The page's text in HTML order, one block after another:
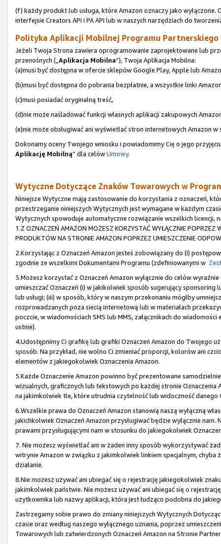
(f) każdy produkt lub usługa, które Amazon oznaczy jako
interfejsie Creators API i PA API lub w naszych narzędziach do
Polityka Aplikacji Mobilnej Programu
Jeżeli Twoja Strona zawiera oprogramowanie zaprojektowane lub
przenośnych („ Aplikacja Mobilna”), Twoja Aplikacja Mobilna:
(a)musi być dostępna w ofercie sklepów Google Play, Apple lub
(b)musi być dostępna do pobrania bezpłatnie, a wszystkie linki
(c)musi posiadać oryginalną treść,
(d)nie może naśladować funkcji własnych aplikacji zakupowych
(e)nie może obsługiwać ani wyświetlać stron internetowych Amazon w
Dokonamy oceny Twojego wniosku i powiadomimy Cię o jego
Aplikację Mobilną” dla celówUmowy.
Wytyczne Dotyczące Znaków Towarowych w
Niniejsze Wytyczne mają zastosowanie do korzystania z oznaczeń,
przestrzeganie niniejszych Wytycznych jest wymagane w każdym
Wytycznych spowoduje automatyczne rozwiązanie wszelkich licencji,
1.Z OZNACZEŃ AMAZON MOŻESZ KORZYSTAĆ WYŁĄCZNIE POPRZEZ
PRODUKTÓW NA STRONIE AMAZON POPRZEZ UMIESZCZENIE
2.Korzystając z Oznaczeń Amazon jesteś zobowiązany do (i)
zgodnie ze wszelkimi Dokumentami Programu (zdefiniowanymi w
3.Możesz korzystać z Oznaczeń Amazon wyłącznie do celów
umieszczać Oznaczeń (i) w jakikolwiek sposób sugerujący
lub usługi; (iii) w sposób, który w naszym przekonaniu mógłby
rozprowadzanych poza siecią internetową lub w materiałach
poczcie, w wiadomościach SMS lub MMS, załącznikach do
ustnie).
4.Udostępnimy Ci grafikę lub grafiki Oznaczeń Amazon do Twojego
sposób. Na przykład, nie wolno Ci zmieniać proporcji, kolorów ani
elementów z jakiegokolwiek Oznaczenia Amazon.
5.Każde Oznaczenie Amazon powinno być prezentowane
wizualnych, graficznych lub tekstowych po każdej stronie Oznaczenia
na jakimkolwiek tle, które utrudnia czytelność lub widoczność danego
6.Wszelkie prawa do Oznaczeń Amazon stanowią naszą wyłączną
jakichkolwiek Oznaczeń Amazon przysługiwać będzie wyłącznie
prawami przysługującymi nam w stosunku do jakiegokolwiek
7. Nie możesz wyświetlać ani w żaden inny sposób wykorzystywać
witrynie Amazon w związku z jakimkolwiek linkiem specjalnym,
działanie.
8.Nie możesz używać ani ubiegać się o rejestrację jakiegokolwiek
jakimkolwiek państwie. Nie możesz używać ani ubiegać się o
użytkownika lub nazwy aplikacji, która jest łudząco podobna do
Zastrzegamy sobie prawo do zmiany niniejszych Wytycznych
czasie oraz według naszego wyłącznego uznania, poprzez
Towarowych lub zatwierdzonych Oznaczeń Amazon na Stronie